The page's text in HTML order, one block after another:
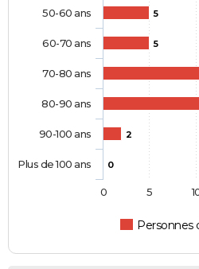
5
5
2
0
Personnes
50-60 ans
60-70 ans
70-80 ans
80-90 ans
90-100 ans
Plus de 100 ans
0 5